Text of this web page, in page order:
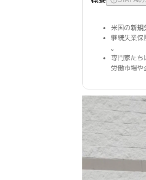
米国の新規
継続失業保
。
専門家たち
労働市場や